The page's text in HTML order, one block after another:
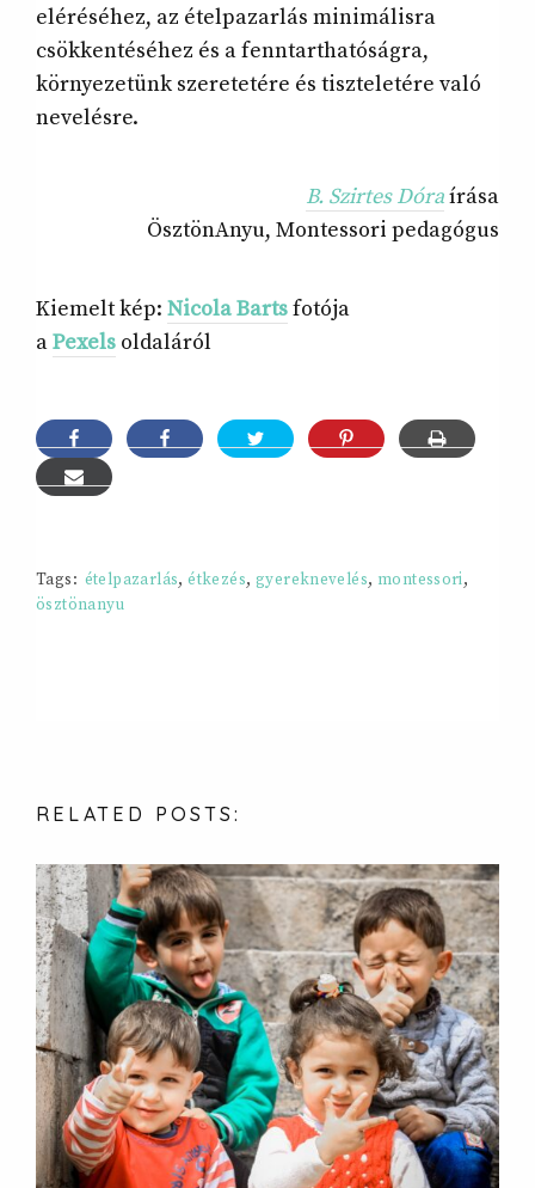
eléréséhez, az ételpazarlás minimálisra
csökkentéséhez és a fenntarthatóságra,
környezetünk szeretetére és tiszteletére való
nevelésre.
B. Szirtes Dóraírása
ÖsztönAnyu, Montessori pedagógus
Kiemelt kép: Nicola Bartsfotója
aPexels oldaláról
Tags: ételpazarlás,étkezés, gyereknevelés, montessori,
ösztönanyu
RELATED POSTS: